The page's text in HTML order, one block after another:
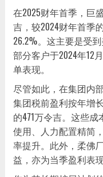
在2025财年首季，巨
吉，较2024财年首季
26.2%。这主要是受
部分客户于2024年12
单表现。
尽管如此，在集团内
集团税前盈利按年增
的471万令吉。这些
使用、人力配置精简
率提升。此外，柔佛
益，亦为当季盈利表